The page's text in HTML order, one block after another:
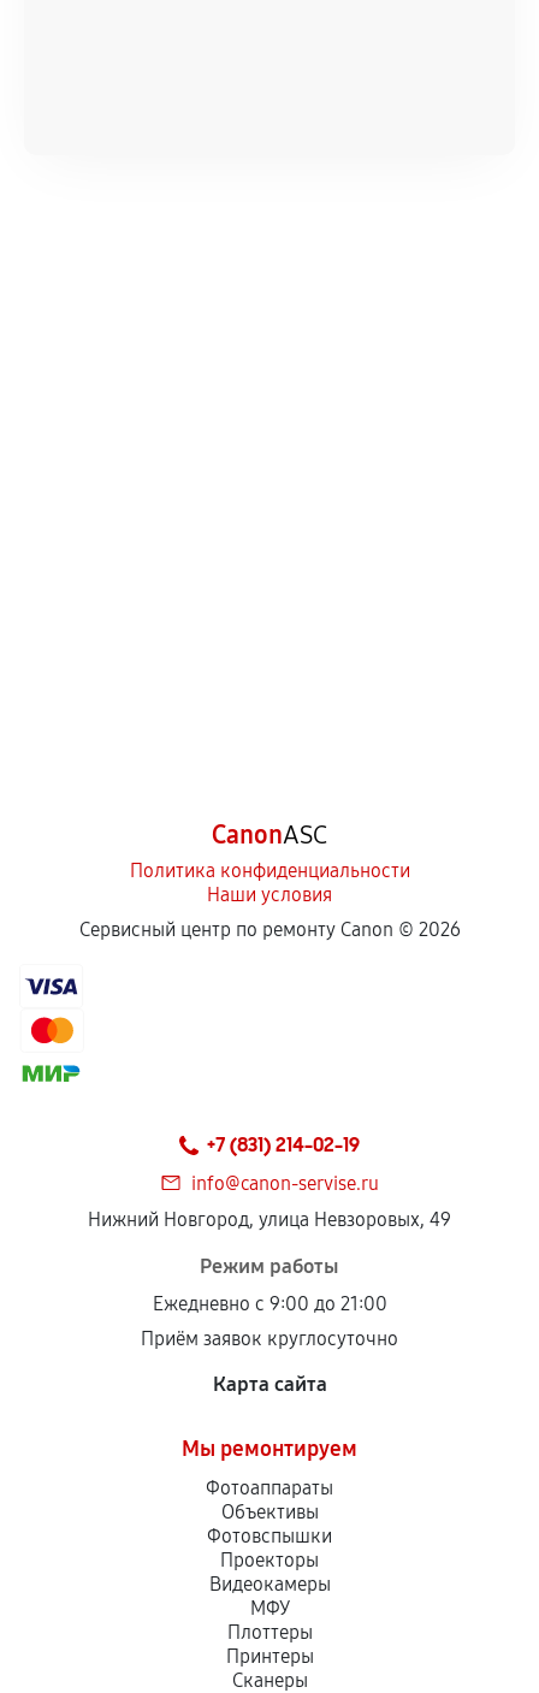
CanonASC
Политика конфиденциальности
Наши условия
Сервисный центр по ремонту Canon © 2026
+7 (831) 214-02-19
info@canon-servise.ru
Нижний Новгород, улица Невзоровых, 49
Режим работы
Ежедневно с 9:00 до 21:00
Приём заявок круглосуточно
Карта сайта
Мы ремонтируем
Фотоаппараты
Объективы
Фотовспышки
Проекторы
Видеокамеры
МФУ
Плоттеры
Принтеры
Сканеры